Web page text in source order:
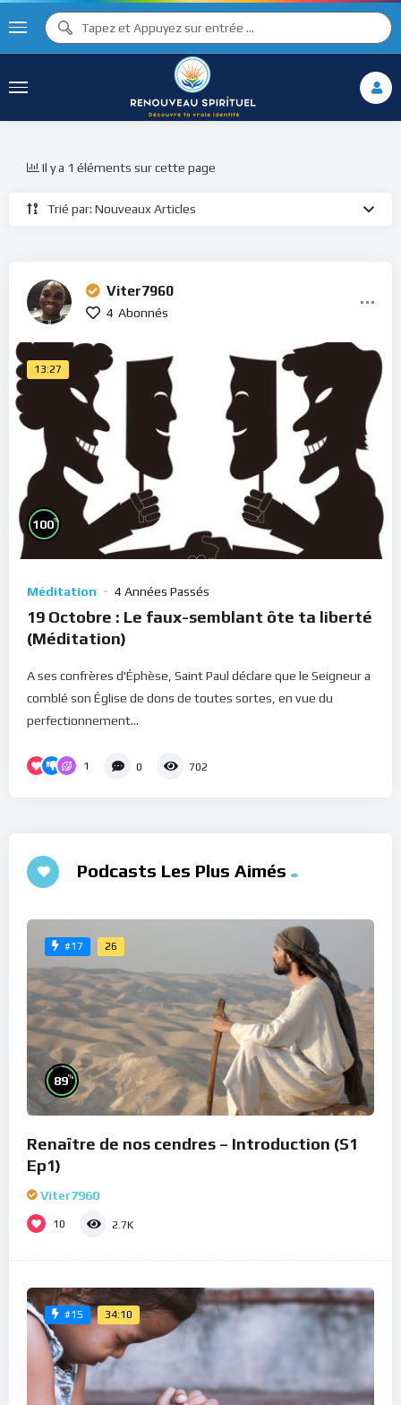
Trié par: Nouveaux Articles
Il y a 1 éléments sur cette page
Viter7960
4 Abonnés
13:27
100%
Méditation 4 Années Passés
19 Octobre : Le faux-semblant ôte ta liberté
(Méditation)
A ses confrères d'Éphèse, Saint Paul déclare que le Seigneur a
comblé son Église de dons de toutes sortes, en vue du
perfectionnement...
1 0 702
Podcasts Les Plus Aimés
#17 26
89%
Renaître de nos cendres – Introduction (S1
Ep1)
Viter7960
10 2.7K
#15 34:10